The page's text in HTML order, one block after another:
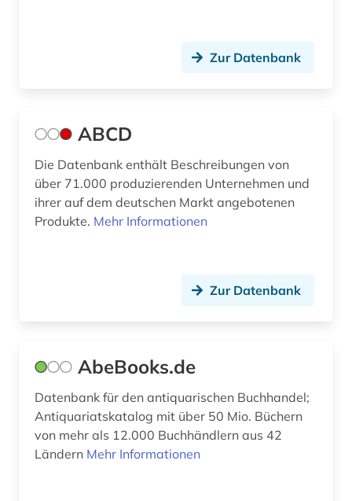
berufung professur (2)
besoldungsrecht (1)
bestand (4)
betriebsrat (1)
Zur Datenbank
ABCD
Die Datenbank enthält Beschreibungen von
über 71.000 produzierenden Unternehmen und
ihrer auf dem deutschen Markt angebotenen
Produkte. Mehr Informationen
Zur Datenbank
AbeBooks.de
Datenbank für den antiquarischen Buchhandel;
Antiquariatskatalog mit über 50 Mio. Büchern
von mehr als 12.000 Buchhändlern aus 42
Ländern Mehr Informationen